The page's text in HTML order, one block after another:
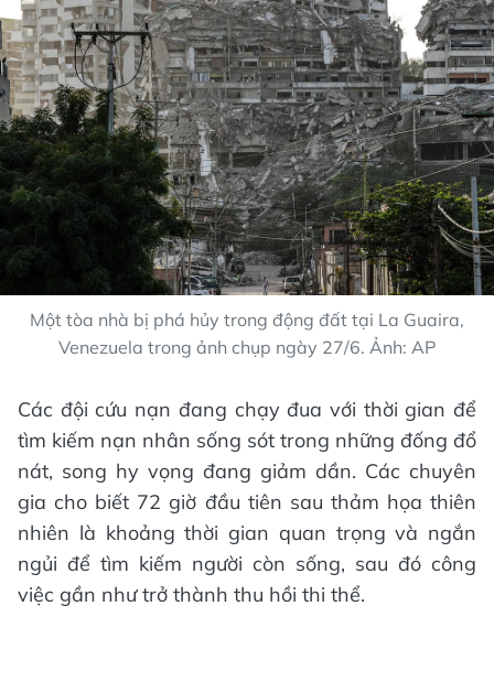
Một tòa nhà bị phá hủy trong động đất tại La Guaira,
Venezuela trong ảnh chụp ngày 27/6. Ảnh: AP
Các đội cứu nạn đang chạy đua với thời gian để
tìm kiếm nạn nhân sống sót trong những đống đổ
nát, song hy vọng đang giảm dần. Các chuyên
gia cho biết 72 giờ đầu tiên sau thảm họa thiên
nhiên là khoảng thời gian quan trọng và ngắn
ngủi để tìm kiếm người còn sống, sau đó công
việc gần như trở thành thu hồi thi thể.